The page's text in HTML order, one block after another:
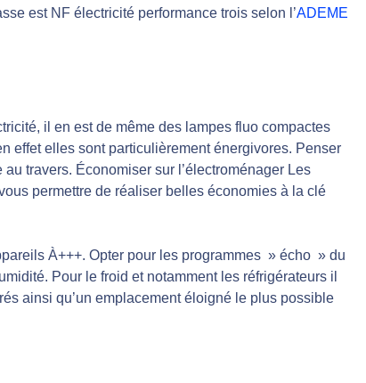
est NF électricité performance trois selon l’ADEME
il en est de même des lampes fluo compactes
effet elles sont particulièrement énergivores. Penser
travers. Économiser sur l’électroménager Les
permettre de réaliser belles économies à la clé
À+++. Opter pour les programmes » écho » du
Pour le froid et notamment les réfrigérateurs il
ainsi qu’un emplacement éloigné le plus possible